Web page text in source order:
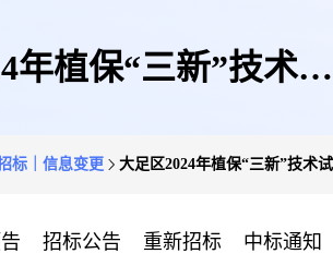
年植保“三新”技术试
标｜信息变更 大足区2024年植保“三新”技术
招标公告 重新招标 中标通知